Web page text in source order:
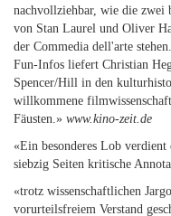
nachvollziehbar, wie die
von Stan Laurel und Oliver
der Commedia dell'arte
Fun-Infos liefert Christian
Spencer/Hill in den
willkommene
Fäusten.» www.kino-zeit.de
«Ein besonderes Lob
siebzig Seiten kritische
«trotz wissenschaftlichen
vorurteilsfreiem Verstand